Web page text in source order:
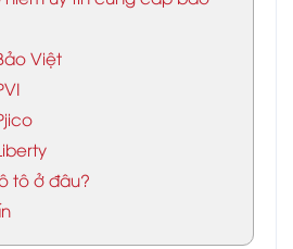
Việt
tô ở đâu?